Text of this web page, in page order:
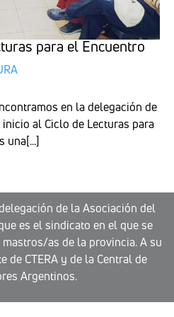
para el Encuentro
en la delegación de
al Ciclo de Lecturas para
una[...]
de la Asociación del
es el sindicato en el que se
as de la provincia. A su
de CTERA y de la Central de
Argentinos.